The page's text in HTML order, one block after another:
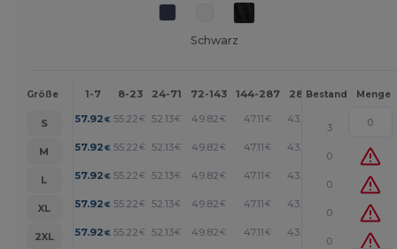
Schwarz
Größe 1-7 8-23 24-71 72-143 144-287 288 + Mehr
Bestand Menge
S 57.92 € 55.22 € 52.13€ 49.82€ 47.11 € 43.25
3
M
57.92 € 55.22 € 52.13€ 49.82€ 47.11 € 43.25
0
L
57.92 € 55.22 € 52.13€ 49.82€ 47.11 € 43.25
0
XL
57.92 € 55.22 € 52.13€ 49.82€ 47.11 € 43.25
0
2XL
57.92 € 55.22 € 52.13€ 49.82€ 47.11 € 43.25
0